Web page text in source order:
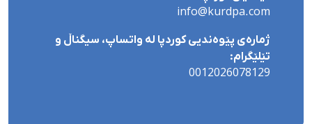
info@kurdpa.com
ژمارەی پێوەندیی کوردپا لە واتساپ، سیگناڵ و
تێلێگرام:
0012026078129